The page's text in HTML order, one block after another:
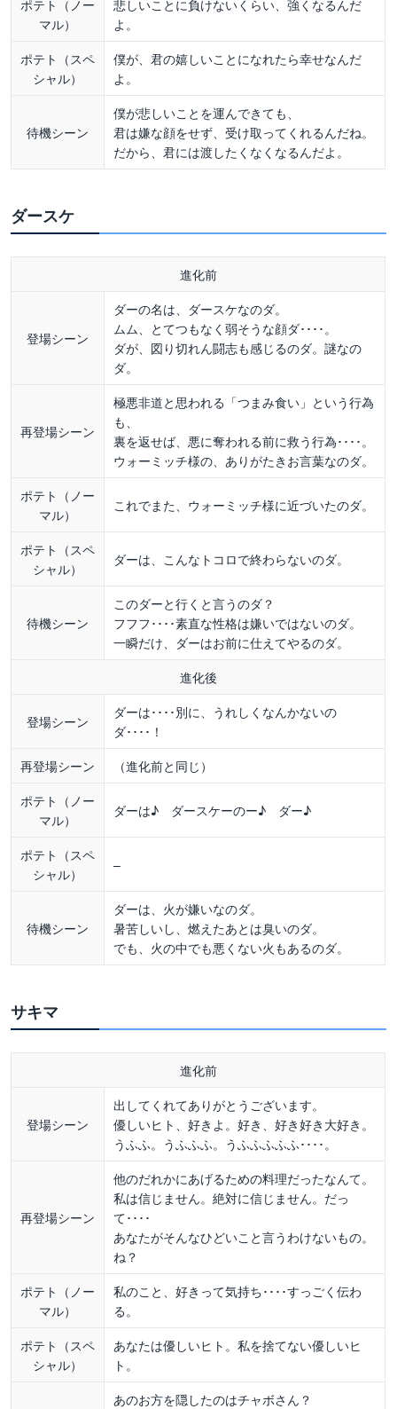
ポテト（ノー
マル）
悲しいことに負けないくらい、強くなるんだ
よ。
ポテト（スペ
シャル）
僕が、君の嬉しいことになれたら幸せなんだ
よ。
待機シーン
僕が悲しいことを運んできても、
君は嫌な顔をせず、受け取ってくれるんだね。
だから、君には渡したくなくなるんだよ。
ダースケ
進化前
登場シーン
ダーの名は、ダースケなのダ。
ムム、とてつもなく弱そうな顔ダ････。
ダが、図り切れん闘志も感じるのダ。謎なの
ダ。
再登場シーン
極悪非道と思われる「つまみ食い」という行為
も、
裏を返せば、悪に奪われる前に救う行為････。
ウォーミッチ様の、ありがたきお言葉なのダ。
ポテト（ノー
マル）
これでまた、ウォーミッチ様に近づいたのダ。
ポテト（スペ
シャル）
ダーは、こんなトコロで終わらないのダ。
待機シーン
このダーと行くと言うのダ？
フフフ････素直な性格は嫌いではないのダ。
一瞬だけ、ダーはお前に仕えてやるのダ。
進化後
登場シーン
ダーは････別に、うれしくなんかないの
ダ････！
再登場シーン
（進化前と同じ）
ポテト（ノー
マル）
ダーは♪ ダースケーのー♪ ダー♪
ポテト（スペ
シャル）
–
待機シーン
ダーは、火が嫌いなのダ。
暑苦しいし、燃えたあとは臭いのダ。
でも、火の中でも悪くない火もあるのダ。
サキマ
進化前
登場シーン
出してくれてありがとうございます。
優しいヒト、好きよ。好き、好き好き大好き。
うふふ。うふふふ。うふふふふふ････。
再登場シーン
他のだれかにあげるための料理だったなんて。
私は信じません。絶対に信じません。だっ
て････
あなたがそんなひどいこと言うわけないもの。
ね？
ポテト（ノー
マル）
私のこと、好きって気持ち････すっごく伝わ
る。
ポテト（スペ
シャル）
あなたは優しいヒト。私を捨てない優しいヒ
ト。
あのお方を隠したのはチャボさん？